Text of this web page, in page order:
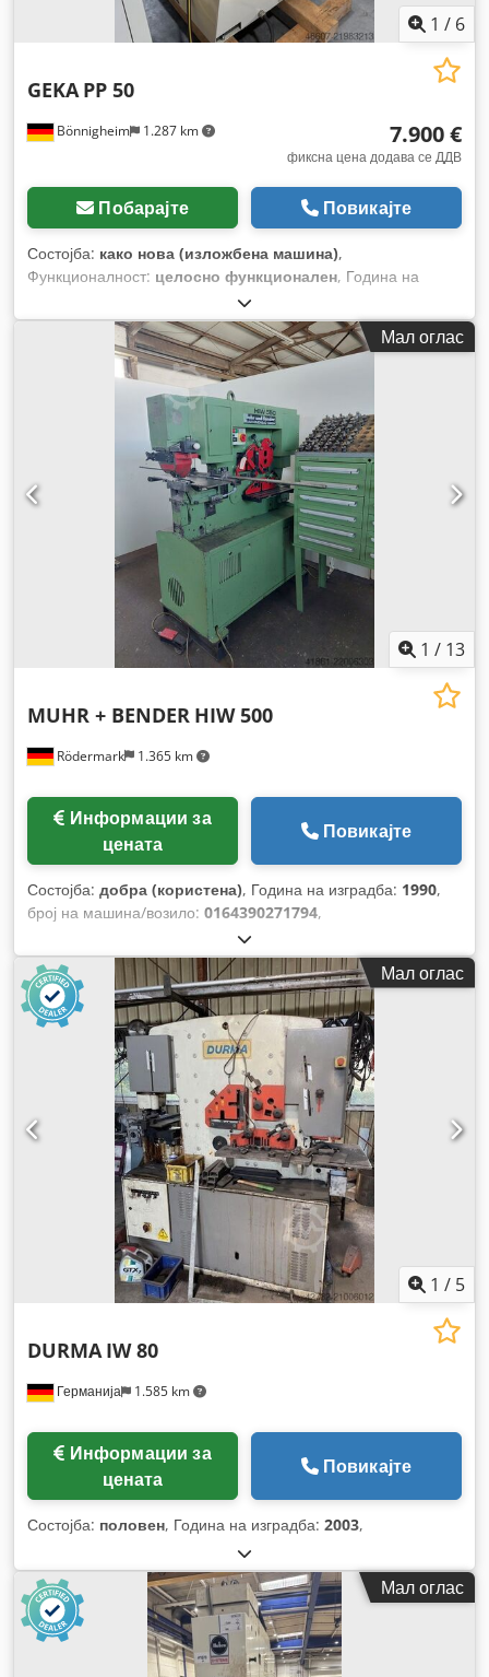
1 / 6
Bönnigheim 1.287 km
GEKA PP 50
7.900 €
фиксна цена додава се ДДВ
Побарајте Повикајте
Состојба: како нова (изложбена машина),
Функционалност: целосно функционален, Година на
Мал оглас
1 / 13
Rödermark 1.365 km
MUHR + BENDER HIW 500
цената
Повикајте
Состојба: добра (користена), Година на изградба: 1990,
број на машина/возило: 0164390271794,
Мал оглас
1 / 5
Германија 1.585 km
DURMA IW 80
цената
Повикајте
Состојба: половен, Година на изградба: 2003,
Мал оглас